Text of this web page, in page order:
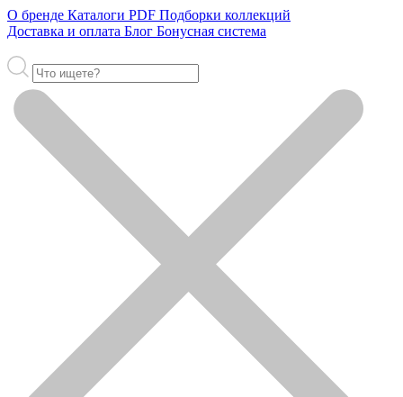
О бренде Каталоги PDF Подборки коллекций
Доставка и оплата Блог Бонусная система